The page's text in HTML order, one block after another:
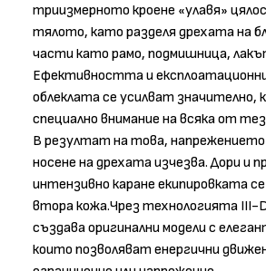
триизмерното кроене «улавя»
тялото, като разделя дрехата на
части като рамо, подмишница,
Ефективността и
облеклата се усилват значително,
специално внимание на всяка от
В резултат на това, напрежението
носене на дрехата изчезва. Дори и
интензивно каране екипировката
втора кожа.Чрез технологията III-
създава оригинални модели с
които позволяват енергични